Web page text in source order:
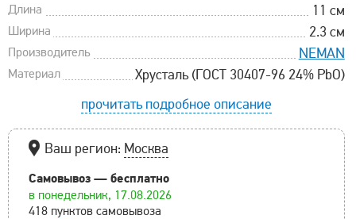
Длина 11 см
Ширина 2.3 см
Производитель NEMAN
Материал
Хрусталь (ГОСТ 30407-96 24% PbO)
прочитать подробное описание
Ваш регион: Москва
Самовывоз — бесплатно
в понедельник, 17.08.2026
418 пунктов самовывоза